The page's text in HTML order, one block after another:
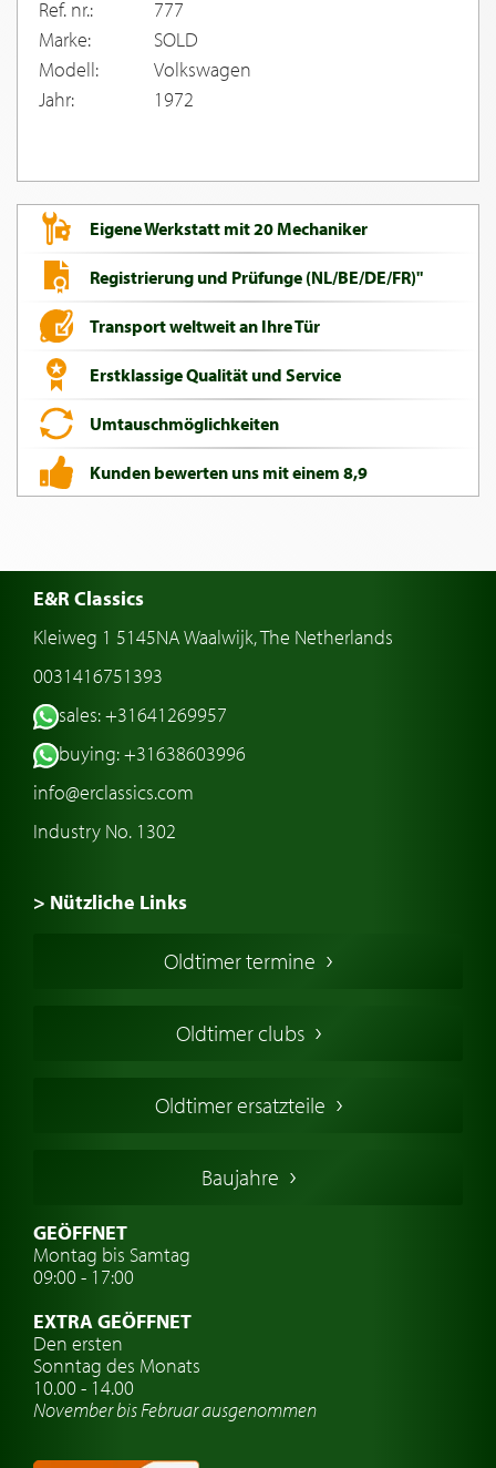
Ref. nr.:
777
Marke:
SOLD
Modell:
Volkswagen
Jahr:
1972
Eigene Werkstatt mit 20 Mechaniker
Registrierung und Prüfunge (NL/BE/DE/FR)"
Transport weltweit an Ihre Tür
Erstklassige Qualität und Service
Umtauschmöglichkeiten
Kunden bewerten uns mit einem 8,9
E&R Classics
Kleiweg 1 5145NA Waalwijk, The Netherlands
0031416751393
sales: +31641269957
buying: +31638603996
info@erclassics.com
Industry No. 1302
> Nützliche Links
Oldtimers in Europa
Englische Oldtimer
Deutsche Oldtimer
Schwedische Oldtimer
Oldtimer mit h-kennzeichen
Auto Oldtimer Markt
Oldtimer-Versicherung
Oldtimer-Clubs
Oldtimer-Reisen
Oldtimer termine
Oldtimer clubs
Oldtimer ersatzteile
Baujahre
GEÖFFNET
Montag bis Samtag
09:00 - 17:00
EXTRA GEÖFFNET
Den ersten
Sonntag des Monats
10.00 - 14.00
November bis Februar ausgenommen